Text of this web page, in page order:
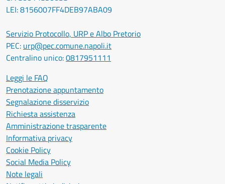
LEI: 8156007FF4DEB97ABA09
Servizio Protocollo, URP e Albo Pretorio
PEC: urp@pec.comune.napoli.it
Centralino unico:0817951111
Leggi le FAQ
Prenotazione appuntamento
Segnalazione disservizio
Richiesta assistenza
Amministrazione trasparente
Informativa privacy
Cookie Policy
Social Media Policy
Note legali